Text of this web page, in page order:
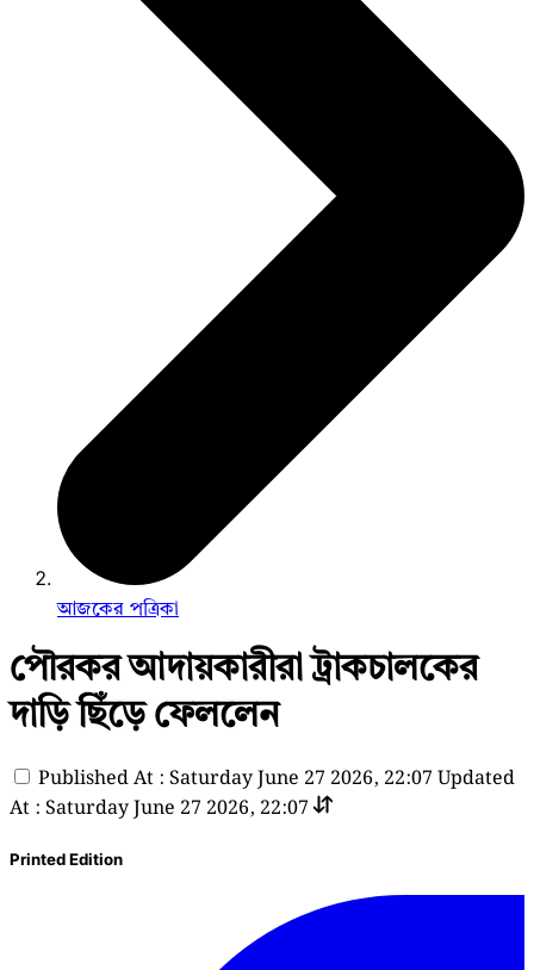
আজকের পত্রিকা
পৌরকর আদায়কারীরা ট্রাকচালকের
দাড়ি ছিঁড়ে ফেললেন
Published At : Saturday June 27 2026, 22:07 Updated
At : Saturday June 27 2026, 22:07
Printed Edition